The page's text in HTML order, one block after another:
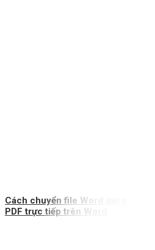
Cách chuyển file Word sang
PDF trực tiếp trên Word